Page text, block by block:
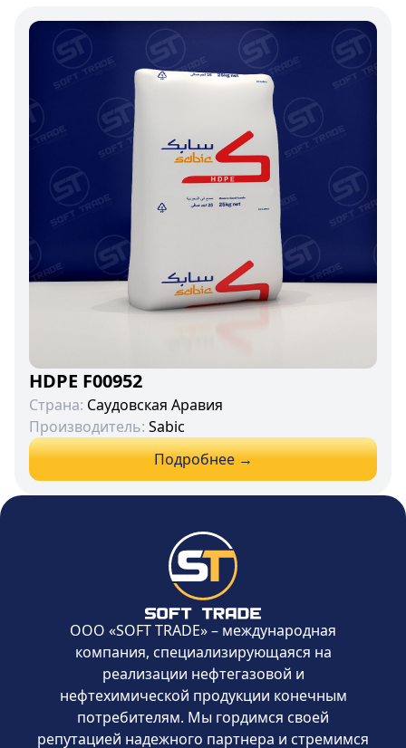
HDPE F00952
Страна: Саудовская Аравия
Производитель: Sabic
Подробнее →
ООО «SOFT TRADE» – международная
компания, специализирующаяся на
реализации нефтегазовой и
нефтехимической продукции конечным
потребителям. Мы гордимся своей
репутацией надежного партнера и стремимся